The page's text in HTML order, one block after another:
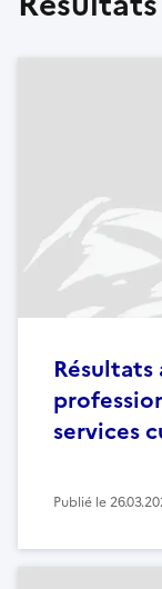
Résultats
services
Publié le